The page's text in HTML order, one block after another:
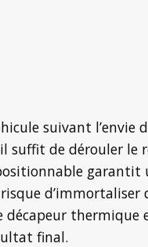
suivant l’envie
de dérouler le
d’immortaliser
décapeur
final.